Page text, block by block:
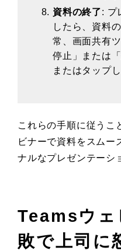
資料の終了: プ
したら、資料
常、画面共有
停止」または
またはタップし
これらの手順に従うこ
ビナーで資料をスムー
ナルなプレゼンテーシ
Teamsウェ
敗で上司に